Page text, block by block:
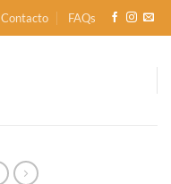
Contacto FAQs